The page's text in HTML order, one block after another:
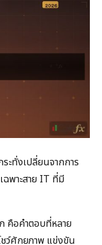
ะทั่งเปลี่ยนจากการ
ฉพาะสาย IT ที่มี
คือคำตอบที่หลาย
ชว์ศักยภาพ แข่งขัน